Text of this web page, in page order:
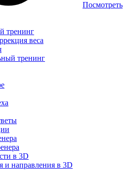
Посмотреть
тренинг
веса
тренинг
в 3D
и направления в 3D